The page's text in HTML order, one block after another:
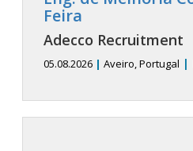
Feira
Adecco Recruitment
05.08.2026 | Aveiro, Portugal |